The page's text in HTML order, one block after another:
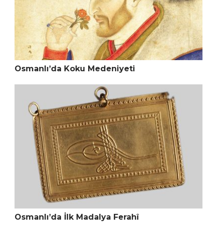
Osmanlı’da Koku Medeniyeti
Osmanlı’da İlk Madalya Ferahî